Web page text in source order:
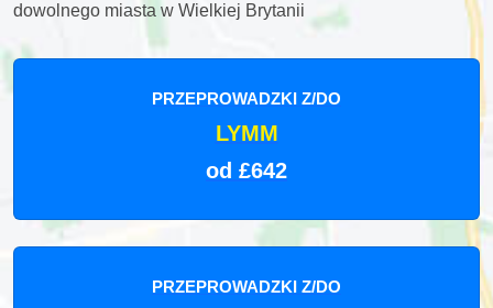
dowolnego miasta w Wielkiej Brytanii
PRZEPROWADZKI Z/DO
LYMM
od £642
PRZEPROWADZKI Z/DO